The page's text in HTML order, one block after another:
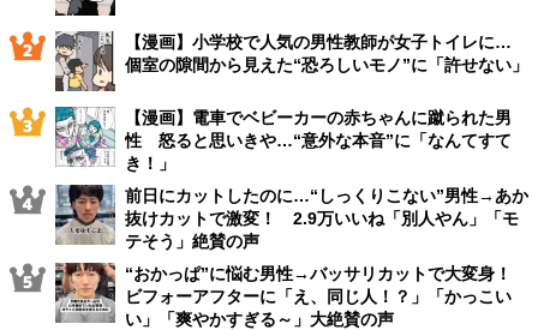
【漫画】小学校で人気の男性教師が女子トイレに…
個室の隙間から見えた“恐ろしいモノ”に「許せない」
【漫画】電車でベビーカーの赤ちゃんに蹴られた男
性 怒ると思いきや…“意外な本音”に「なんてすて
き！」
前日にカットしたのに…“しっくりこない”男性→あか
抜けカットで激変！ 2.9万いいね「別人やん」「モ
テそう」絶賛の声
“おかっぱ”に悩む男性→バッサリカットで大変身！
ビフォーアフターに「え、同じ人！？」「かっこい
い」「爽やかすぎる～」大絶賛の声